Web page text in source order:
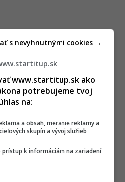
www.startitup.sk ako
potrebujeme tvoj
na:
a obsah, meranie reklamy a
skupín a vývoj služieb
prístup k informáciám na zariadení
s nevyhnutnými cookies →